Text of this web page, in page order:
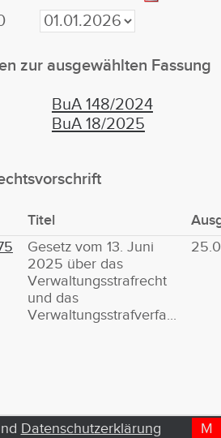
zur ausgewählten Fassung
BuA 148/2024
BuA 18/2025
Titel
Gesetz vom 13. Juni
2025 über das
Verwaltungsstrafrecht
und das
Verwaltungsstrafverfa...
D
T
M
Datenschutzerklärung